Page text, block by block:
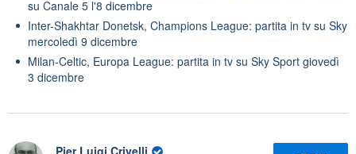
su Canale 5 l'8 dicembre
Inter-Shakhtar Donetsk, Champions League: partita in tv su Sky
mercoledì 9 dicembre
Milan-Celtic, Europa League: partita in tv su Sky Sport giovedì
3 dicembre